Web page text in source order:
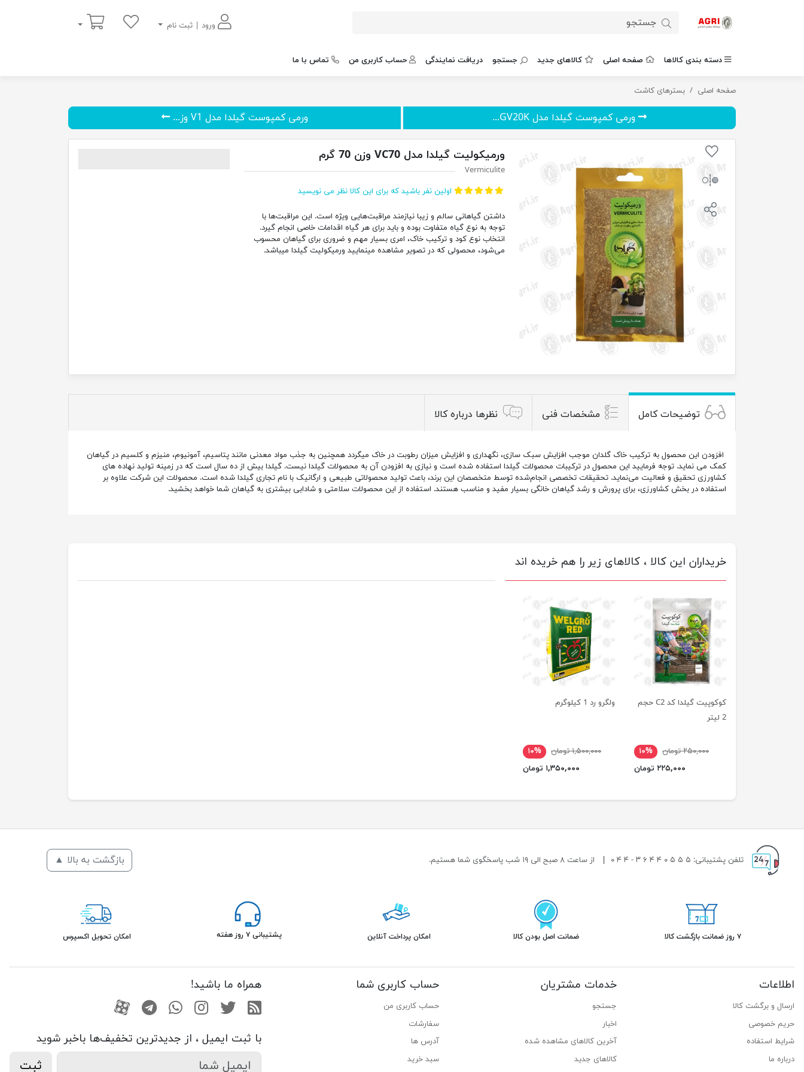
ورود | ثبت نام
سبد خرید
دسته بندی کالاها صفحه اصلی کالاهای جدید جستجو دریافت نمایندگی حساب کاربری من تماس با ما
صفحه اصلی بسترهای کاشت
ورمیکولیت گیلدا مدل VC70 وزن 70 گرم
ورمی کمپوست گیلدا مدل GV20K... ورمی کمپوست گیلدا مدل V1 وز...
ورمیکولیت گیلدا مدل VC70 وزن 70 گرم
Vermiculite
اولین نفر باشید که برای این کالا نظر می نویسید
داشتن گیاهانی سالم و زیبا نیازمند مراقبت‌هایی ویژه است. این مراقبت‌ها با
توجه به نوع گیاه متفاوت بوده و باید برای هر گیاه اقدامات خاصی انجام گیرد.
انتخاب نوع کود و ترکیب خاک، امری بسیار مهم و ضروری برای گیاهان محسوب
می‌شود، محصولی که در تصویر مشاهده مینمایید ورمیکولیت گیلدا میباشد.
توضیحات کامل مشخصات فنی نظرها درباره کالا
افزودن این محصول به ترکیب خاک گلدان موجب افزایش سبک سازی، نگهداری و افزایش میزان رطوبت در خاک میگردد همچنین به جذب مواد معدنی مانند پتاسیم، آمونیوم، منیزم و کلسیم در گیاهان
کمک می نماید. توجه فرمایید این محصول در ترکیبات محصولات گیلدا استفاده شده است و نیازی به افزودن آن به محصولات گیلدا نیست. گیلدا بیش از ده سال است که در زمینه‌ تولید نهاده های
کشاورزی تحقیق و فعالیت می‌نماید. تحقیقات تخصصی انجام‌شده توسط متخصصان این برند، باعث تولید محصولاتی طبیعی و ارگانیک با نام تجاری گیلدا شده است. محصولات این شرکت علاوه بر
استفاده در بخش کشاورزی، برای پرورش و رشد گیاهان خانگی بسیار مفید و مناسب هستند. استفاده از این محصولات سلامتی و شادابی بیشتری به گیاهان شما خواهد بخشید.
خریداران این کالا ، کالاهای زیر را هم خریده اند
کوکوپیت گیلدا کد C2 حجم
2 لیتر
۲۵۰,۰۰۰ تومان
۱۰%
۲۲۵,۰۰۰ تومان
ولگرو رد 1 کیلوگرم
۱,۵۰۰,۰۰۰ تومان
۱۰%
۱,۳۵۰,۰۰۰ تومان
تلفن پشتیبانی: ۵ ۵ ۵ ۰ ۴ ۴ ۶ ۳ - ۴ ۴ ۰ از ساعت ۸ صبح الی ۱۹ شب پاسخگوی شما هستیم. بازگشت به بالا ▲
۷ روز ضمانت بازگشت کالا ضمانت اصل بودن کالا امکان پرداخت آنلاین پشتیبانی ۷ روز هفته امکان تحویل اکسپرس
اطلاعات
ارسال و برگشت کالا
حریم خصوصی
شرایط استفاده
درباره ما
خدمات مشتریان
جستجو
اخبار
آخرین کالاهای مشاهده شده
کالاهای جدید
حساب کاربری شما
حساب کاربری من
سفارشات
آدرس ها
سبد خرید
همراه ما باشید!
RSS توییتراینستاگرام
واتساپتلگرامآپارات
با ثبت ایمیل ، از جدید‌ترین تخفیف‌ها با‌خبر شوید
ثبت